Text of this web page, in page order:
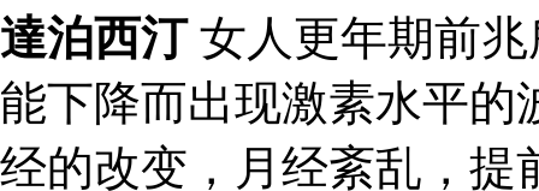
達泊西汀女人更年期前兆
能下降而出现激素水平的
经的改变，月经紊乱，提